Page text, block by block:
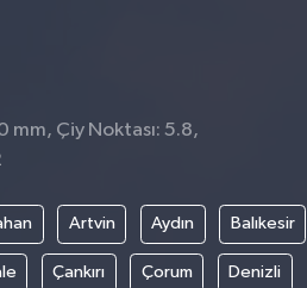
mm, Çiy Noktası: 5.8,
Artvin Aydın Balıkesir
Çankırı Çorum Denizli